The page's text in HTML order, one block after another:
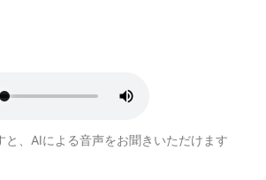
と、AIによる音声をお聞きいただけます